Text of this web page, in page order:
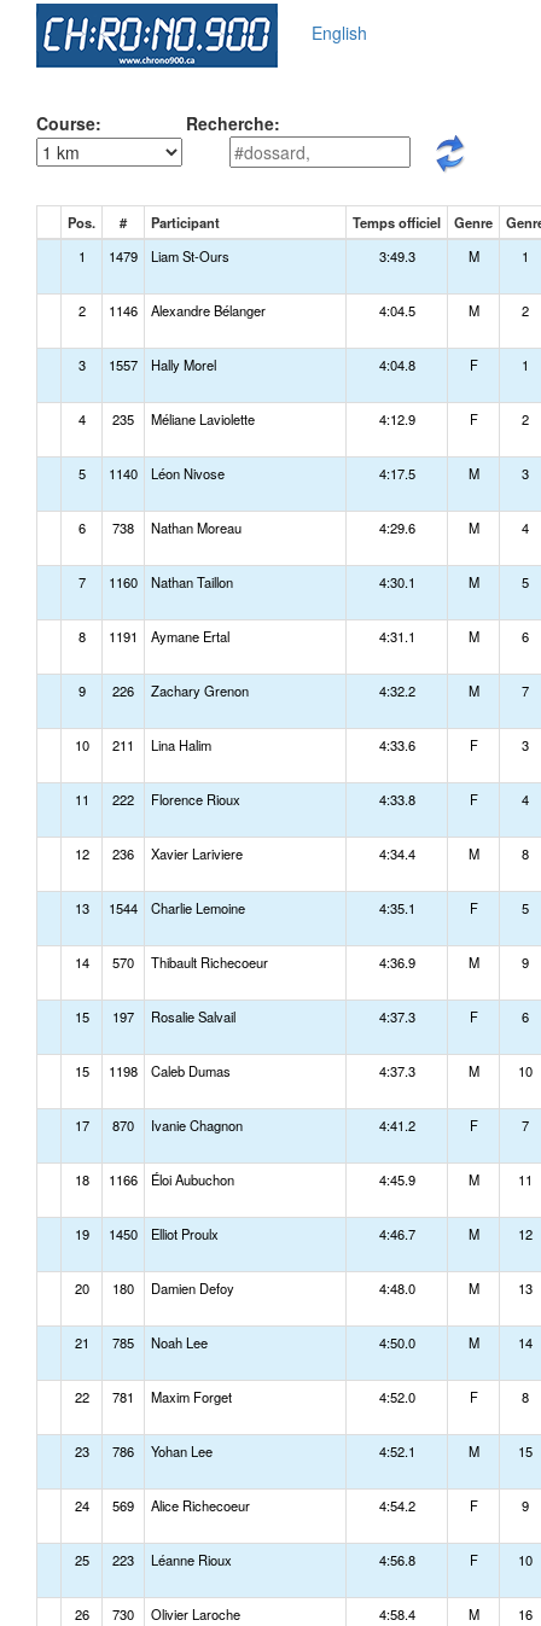
English
Course: Recherche:
Pos. # Participant Temps officiel Genre
1
1479 Liam St-Ours 3:49.3 M 1
2 1146 Alexandre Bélanger 4:04.5 M 2
3 1557 Hally Morel 4:04.8 F 1
4 235 Méliane Laviolette 4:12.9 F 2
5 1140 Léon Nivose 4:17.5 M 3
6 738 Nathan Moreau 4:29.6 M 4
7 1160 Nathan Taillon 4:30.1 M 5
8 1191 Aymane Ertal 4:31.1 M 6
9 226 Zachary Grenon 4:32.2 M 7
10 211 Lina Halim 4:33.6 F 3
11 222 Florence Rioux 4:33.8 F 4
12 236 Xavier Lariviere 4:34.4 M 8
13 1544 Charlie Lemoine 4:35.1 F 5
14 570 Thibault Richecoeur 4:36.9 M 9
15 197 Rosalie Salvail 4:37.3 F 6
15 1198 Caleb Dumas 4:37.3 M 10
17 870 Ivanie Chagnon 4:41.2 F 7
18 1166 Éloi Aubuchon 4:45.9 M 11
19 1450 Elliot Proulx 4:46.7 M 12
20 180 Damien Defoy 4:48.0 M 13
21 785 Noah Lee 4:50.0 M 14
22 781 Maxim Forget 4:52.0 F 8
23 786 Yohan Lee 4:52.1 M 15
24 569 Alice Richecoeur 4:54.2 F 9
25 223 Léanne Rioux 4:56.8 F 10
26 730 Olivier Laroche 4:58.4 M 16